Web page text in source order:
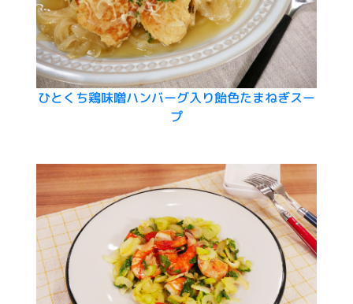
ひとくち鶏味噌ハンバーグ入り飴色たまねぎスー
プ